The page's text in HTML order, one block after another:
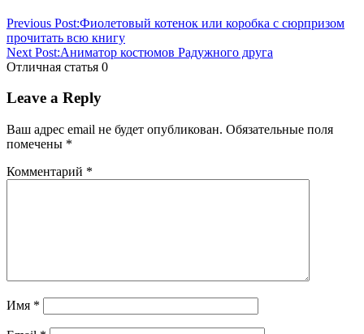
Previous Post:Фиолетовый котенок или коробка с сюрпризом
прочитать всю книгу
Next Post:Аниматор костюмов Радужного друга
Отличная статья 0
Leave a Reply
Ваш адрес email не будет опубликован. Обязательные поля
помечены *
Комментарий *
Имя *